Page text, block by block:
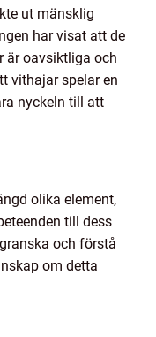
ut mänsklig
har visat att de
är oavsiktliga och
vithajar spelar en
nyckeln till att
olika element,
till dess
och förstå
om detta